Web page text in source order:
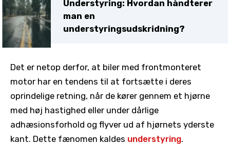
Understyring: Hvordan håndterer
man en
understyringsudskridning?
Det er netop derfor, at biler med frontmonteret
motor har en tendens til at fortsætte i deres
oprindelige retning, når de kører gennem et hjørne
med høj hastighed eller under dårlige
adhæsionsforhold og flyver ud af hjørnets yderste
kant. Dette fænomen kaldes understyring.